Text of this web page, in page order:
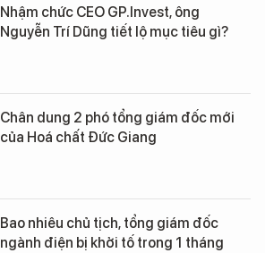
Nhậm chức CEO GP.Invest, ông
Nguyễn Trí Dũng tiết lộ mục tiêu gì?
Chân dung 2 phó tổng giám đốc mới
của Hoá chất Đức Giang
Bao nhiêu chủ tịch, tổng giám đốc
ngành điện bị khởi tố trong 1 tháng